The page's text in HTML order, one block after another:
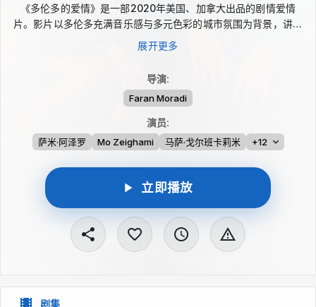
《多伦多的爱情》是一部2020年美国、加拿大出品的剧情爱情
片。影片以多伦多充满音乐感与多元色彩的城市氛围为背景，讲述
巴迪和莎伦这两名年轻学生的相遇：他们来自彼此分裂的波斯社
区，成长经历和生活环境截然不同，却在意外靠近中坠入爱河，也
展开更多
导演:
Faran Moradi
演员:
萨米·阿泽罗 Mo Zeighami 马萨·戈尔班卡莉米 +12
立即播放
剧集